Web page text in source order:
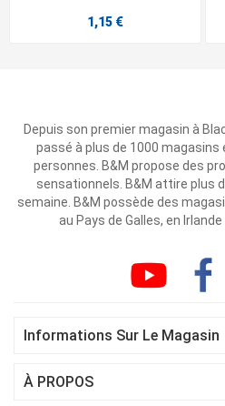
1,15 €
Depuis son premier magasin à
passé à plus de 1000 magasins
personnes. B&M propose des
sensationnels. B&M attire plus
semaine. B&M possède des
au Pays de Galles, en
Informations Sur Le Magasin
À PROPOS